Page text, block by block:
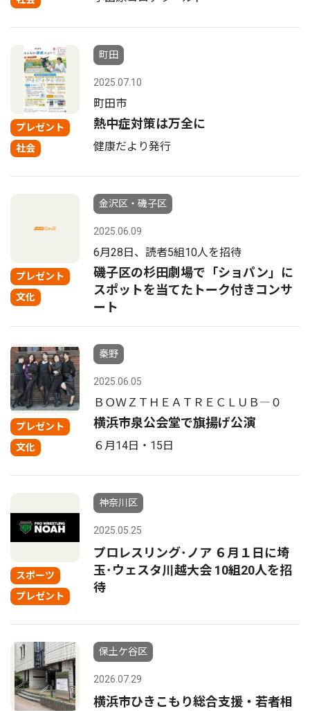
プレゼント
社会
町田
2025.07.10
町田市
熱中症対策は万全に
健康だより発行
プレゼント
文化
金沢区・磯子区
2025.06.09
6月28日、読者5組10人を招待
磯子区の杉田劇場で「ショパン」に
スポットを当てたトーク付きコンサ
ート
プレゼント
文化
秦野
2025.06.05
ＢＯＷＺＴＨＥＡＴＲＥＣＬＵＢ―０
横浜市泉公会堂で旗揚げ公演
６月14日・15日
スポーツ
プレゼント
神奈川区
2025.05.25
プロレスリング･ノア ６月１日に埼
玉･ウェスタ川越大会 10組20人を招
待
保土ケ谷区
2026.07.29
横浜市ひきこもり総合支援・若者相